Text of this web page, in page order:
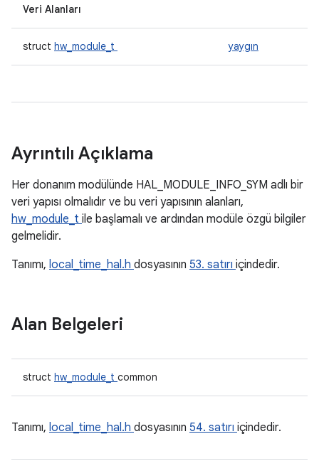
Veri Alanları
struct hw_module_t yaygın
Ayrıntılı Açıklama
Her donanım modülünde HAL_MODULE_INFO_SYM adlı bir
veri yapısı olmalıdır ve bu veri yapısının alanları,
hw_module_t ile başlamalı ve ardından modüle özgü bilgiler
gelmelidir.
Tanımı, local_time_hal.h dosyasının 53. satırı içindedir.
Alan Belgeleri
struct hw_module_t common
Tanımı, local_time_hal.h dosyasının 54. satırı içindedir.